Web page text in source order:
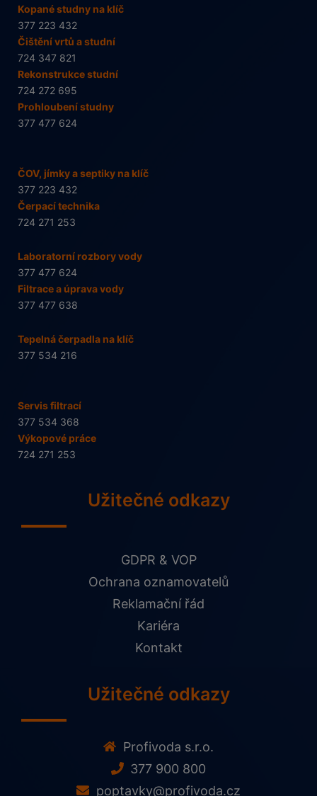
Kopané studny na klíč
377 223 432
Čištění vrtů a studní
724 347 821
Rekonstrukce studní
724 272 695
Prohloubení studny
377 477 624
ČOV, jímky a septiky na klíč
377 223 432
Čerpací technika
724 271 253
Laboratorní rozbory vody
377 477 624
Filtrace a úprava vody
377 477 638
Tepelná čerpadla na klíč
377 534 216
Servis filtrací
377 534 368
Výkopové práce
724 271 253
Užitečné odkazy
GDPR & VOP
Ochrana oznamovatelů
Reklamační řád
Kariéra
Kontakt
Užitečné odkazy
Profivoda s.r.o.
377 900 800
poptavky@profivoda.cz